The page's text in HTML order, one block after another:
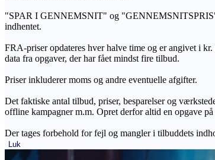
"SPAR I GENNEMSNIT" og "GENNEMSNITSPRIS"
indhentet.
FRA-priser opdateres hver halve time og er angivet i
data fra opgaver, der har fået mindst fire tilbud.
Priser inkluderer moms og andre eventuelle afgifter.
Det faktiske antal tilbud, priser, besparelser og
offline kampagner m.m. Opret derfor altid en opgave
Der tages forbehold for fejl og mangler i tilbuddets
Luk